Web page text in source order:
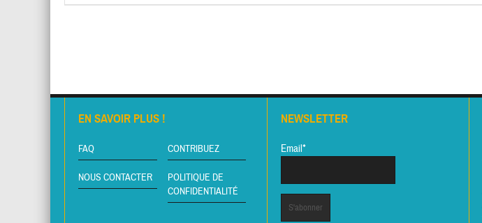
EN SAVOIR PLUS !
FAQ CONTRIBUEZ
NOUS CONTACTER
POLITIQUE DE
CONFIDENTIALITÉ
NEWSLETTER
Email*